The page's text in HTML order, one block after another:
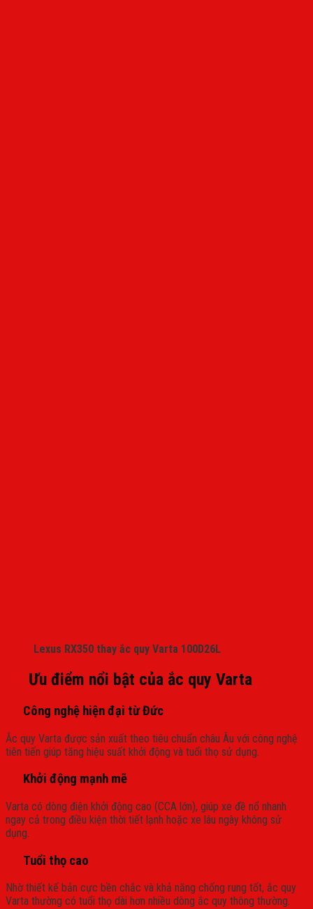
Lexus RX350 thay ắc quy Varta 100D26L
Ưu điểm nổi bật của ắc quy Varta
Công nghệ hiện đại từ Đức
Ắc quy Varta được sản xuất theo tiêu chuẩn châu Âu với công nghệ
tiên tiến giúp tăng hiệu suất khởi động và tuổi thọ sử dụng.
Khởi động mạnh mẽ
Varta có dòng điện khởi động cao (CCA lớn), giúp xe đề nổ nhanh
ngay cả trong điều kiện thời tiết lạnh hoặc xe lâu ngày không sử
dụng.
Tuổi thọ cao
Nhờ thiết kế bản cực bền chắc và khả năng chống rung tốt, ắc quy
Varta thường có tuổi thọ dài hơn nhiều dòng ắc quy thông thường.